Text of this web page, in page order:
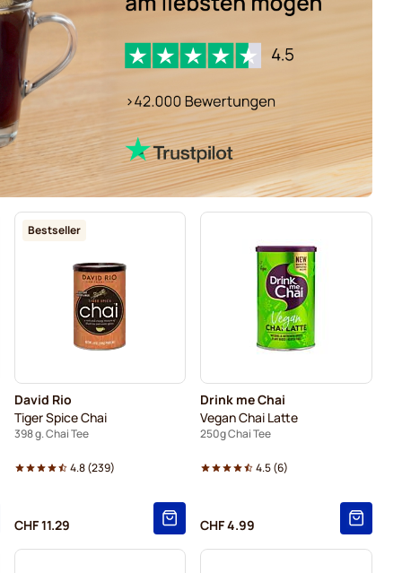
Bestseller
David Rio
Tiger Spice Chai
398 g. Chai Tee
4.8(239)
CHF 11.29
Drink me Chai
Vegan Chai Latte
250g Chai Tee
4.5(6)
CHF 4.99